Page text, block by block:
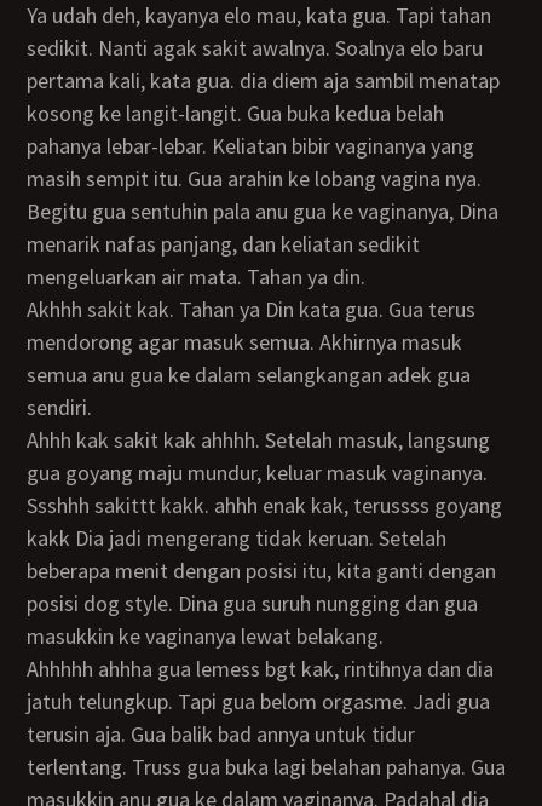
Ya udah deh, kayanya elo mau, kata gua. Tapi tahan
sedikit. Nanti agak sakit awalnya. Soalnya elo baru
pertama kali, kata gua. dia diem aja sambil menatap
kosong ke langit-langit. Gua buka kedua belah
pahanya lebar-lebar. Keliatan bibir vaginanya yang
masih sempit itu. Gua arahin ke lobang vagina nya.
Begitu gua sentuhin pala anu gua ke vaginanya, Dina
menarik nafas panjang, dan keliatan sedikit
mengeluarkan air mata. Tahan ya din.
akhhh sakit kak. Tahan ya Din kata gua. Gua terus
mendorong agar masuk semua. Akhirnya masuk
semua anu gua ke dalam selangkangan adek gua
sendiri.
Ahhh kak sakit kak ahhhh. Setelah masuk, langsung
gua goyang maju mundur, keluar masuk vaginanya.
Ssshhh sakittt kakk. ahhh enak kak, terussss goyang
kakk Dia jadi mengerang tidak keruan. Setelah
beberapa menit dengan posisi itu, kita ganti dengan
posisi dog style. Dina gua suruh nungging dan gua
masukkin ke vaginanya lewat belakang.
Ahhhhh ahhha gua lemess bgt kak, rintihnya dan dia
jatuh telungkup. Tapi gua belom orgasme. Jadi gua
terusin aja. Gua balik bad annya untuk tidur
terlentang. Truss gua buka lagi belahan pahanya. Gua
masukkin anu gua ke dalam vaginanya. Padahal dia